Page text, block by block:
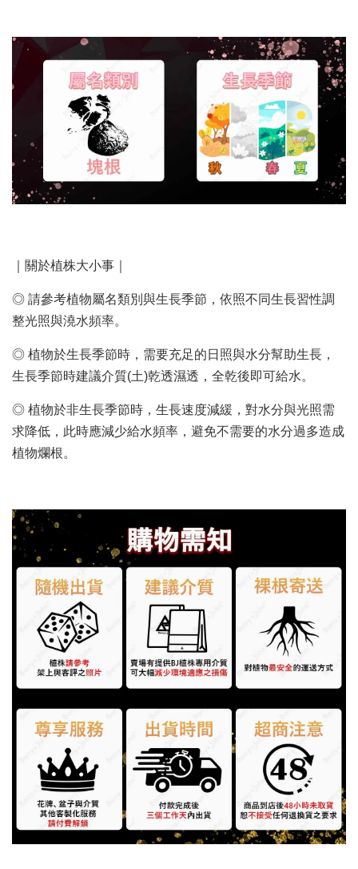
｜關於植株大小事｜
◎ 請參考植物屬名類別與生長季節，依照不同生長習性調
整光照與澆水頻率。
◎ 植物於生長季節時，需要充足的日照與水分幫助生長，
生長季節時建議介質(土)乾透濕透，全乾後即可給水。
◎ 植物於非生長季節時，生長速度減緩，對水分與光照需
求降低，此時應減少給水頻率，避免不需要的水分過多造成
植物爛根。